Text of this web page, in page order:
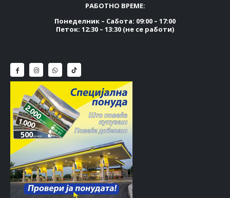
РАБОТНО ВРЕМЕ:
Понеделник – Сабота: 09:00 – 17:00
Петок: 12:30 – 13:30 (не се работи)